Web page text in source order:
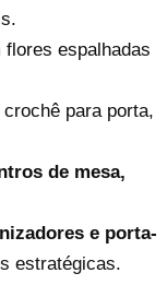
espalhadas
para porta,
de mesa,
e porta-
estratégicas.